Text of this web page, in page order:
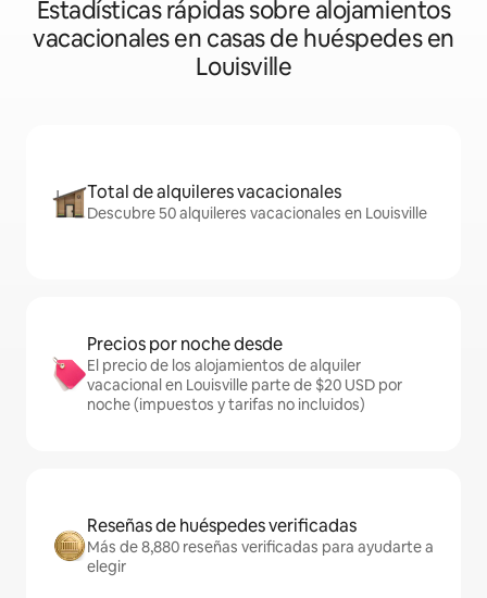
Estadísticas rápidas sobre alojamientos
vacacionales en casas de huéspedes en
Louisville
Total de alquileres vacacionales
Descubre 50 alquileres vacacionales en Louisville
Precios por noche desde
El precio de los alojamientos de alquiler
vacacional en Louisville parte de $20 USD por
noche (impuestos y tarifas no incluidos)
Reseñas de huéspedes verificadas
Más de 8,880 reseñas verificadas para ayudarte a
elegir